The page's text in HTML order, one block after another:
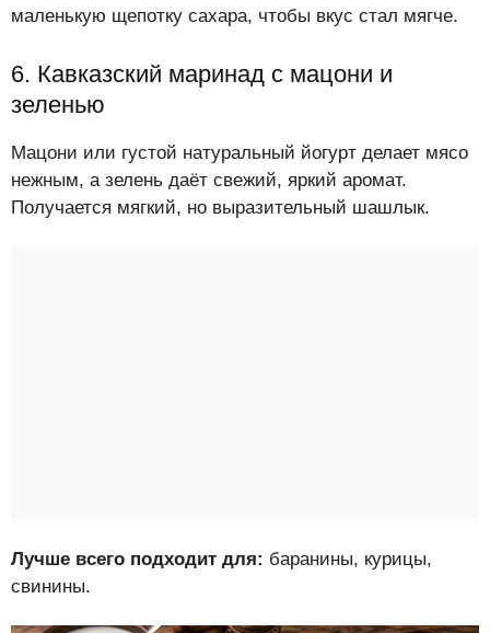
маленькую щепотку сахара, чтобы вкус стал мягче.
6. Кавказский маринад с мацони и
зеленью
Мацони или густой натуральный йогурт делает мясо
нежным, а зелень даёт свежий, яркий аромат.
Получается мягкий, но выразительный шашлык.
Лучше всего подходит для: баранины, курицы,
свинины.